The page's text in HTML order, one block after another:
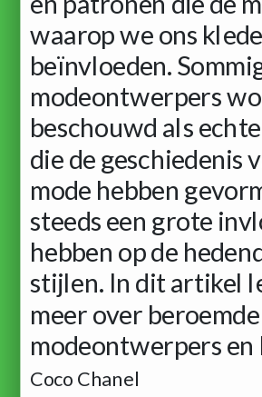
waarop we ons
beïnvloeden.
modeontwerpers
beschouwd als
die de geschiedenis
mode hebben
steeds een grote
hebben op de
stijlen. In dit artikel
meer over beroemde
modeontwerpers
Coco Chanel